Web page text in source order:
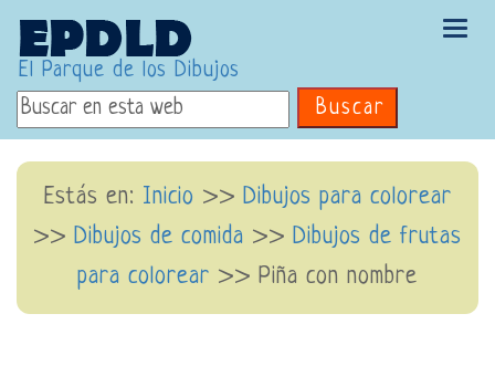
El Parque de los Dibujos
Buscar
Estás en: Inicio >> Dibujos para colorear
>> Dibujos de comida >> Dibujos de frutas
para colorear >> Piña con nombre